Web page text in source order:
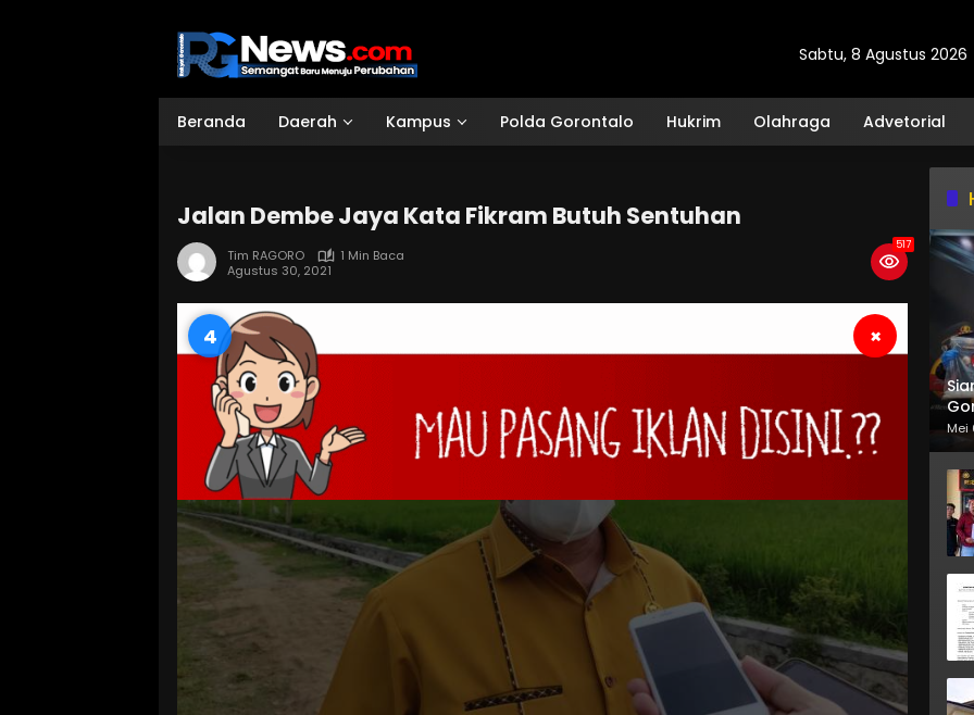
Sabtu, 8 Agustus 2026
Beranda Daerah Kampus Polda Gorontalo Hukrim Olahraga Advetorial
Jalan Dembe Jaya Kata Fikram Butuh Sentuhan
Tim RAGORO
1 Min Baca
Agustus 30, 2021
517
3 ×
Mei